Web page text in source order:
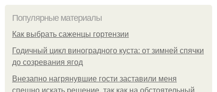
Популярные материалы
Как выбрать саженцы гортензии
Годичный цикл виноградного куста: от зимней спячки
до созревания ягод
Внезапно нагрянувшие гости заставили меня
спешно искать решение, так как на обстоятельный